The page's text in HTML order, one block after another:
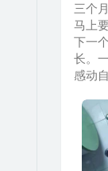
三个
马上
下一
长。
感动